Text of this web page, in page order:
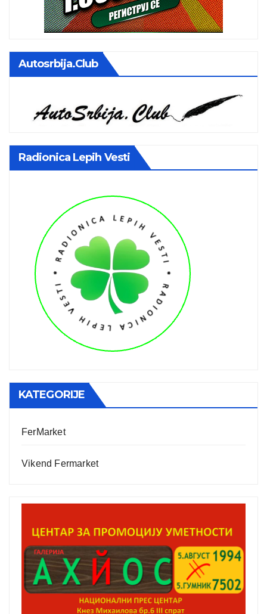
Autosrbija.club
Radionica Lepih Vesti
KATEGORIJE
FerMarket
Vikend Fermarket